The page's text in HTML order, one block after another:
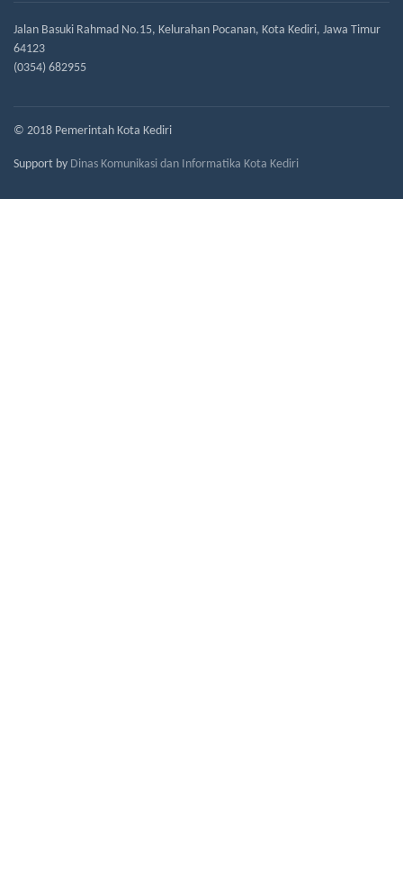
Jalan Basuki Rahmad No.15, Kelurahan Pocanan, Kota Kediri, Jawa Timur
64123
(0354) 682955
© 2018 Pemerintah Kota Kediri
Support by Dinas Komunikasi dan Informatika Kota Kediri